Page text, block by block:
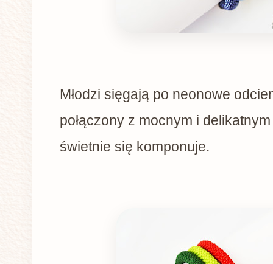
Młodzi sięgają po neonowe
połączony z mocnym i
świetnie się komponuje.